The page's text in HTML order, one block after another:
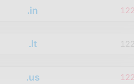
.in
.lt
.us